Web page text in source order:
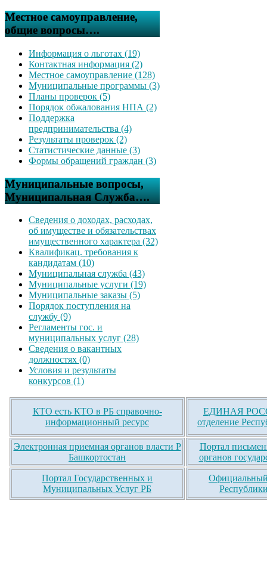
Местное самоуправление,
общие вопросы….
Информация о льготах (19)
Контактная информация (2)
Местное самоуправление (128)
Муниципальные программы (3)
Планы проверок (5)
Порядок обжалования НПА (2)
Поддержка
предпринимательства (4)
Результаты проверок (2)
Статистические данные (3)
Формы обращений граждан (3)
Муниципальные вопросы,
Муниципальная Служба….
Сведения о доходах, расходах,
об имуществе и обязательствах
имущественного характера (32)
Квалификац. требования к
кандидатам (10)
Муниципальная служба (43)
Муниципальные услуги (19)
Муниципальные заказы (5)
Порядок поступления на
службу (9)
Регламенты гос. и
муниципальных услуг (28)
Сведения о вакантных
должностях (0)
Условия и результаты
конкурсов (1)
КТО есть КТО в РБ справочно-
информационный ресурс
ЕДИНАЯ
отделение
Электронная приемная органов власти Р
Башкортостан
Портал
органов
Портал Государственных и
Муниципальных Услуг РБ
Официальный